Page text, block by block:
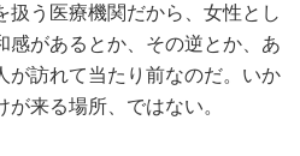
扱う医療機関だから、女性とし
感があるとか、その逆とか、あ
が訪れて当たり前なのだ。いか
来る場所、ではない。